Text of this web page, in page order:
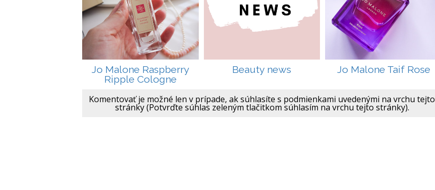
Jo Malone Raspberry
Ripple Cologne
Beauty news Jo Malone Taif Rose
Komentovať je možné len v prípade, ak súhlasíte s podmienkami uvedenými na vrchu tejto
stránky (Potvrďte súhlas zeleným tlačitkom súhlasím na vrchu tejto stránky).